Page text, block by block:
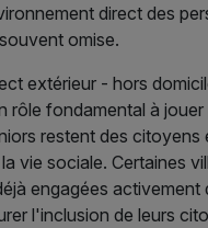
direct des
omise.
extérieur - hors
rôle fondamental à
restent des citoyens
vie sociale. Certaines
engagées activement
l'inclusion de leurs